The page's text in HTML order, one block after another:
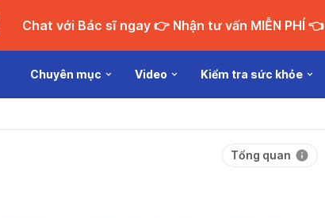
Chat với Bác sĩ ngay 👉 Nhận tư vấn MIỄN PHÍ 👈
Chuyên mục Video Kiểm tra sức khỏe
Tổng quan